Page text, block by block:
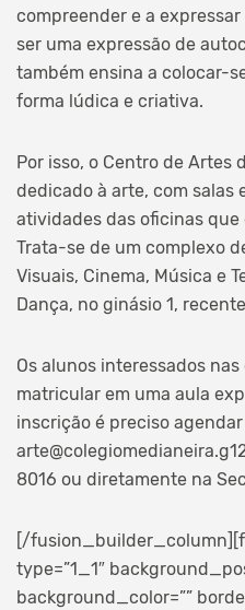
compreender e a
ser uma expressão de
também ensina a colocar-
forma lúdica e criativa.
Por isso, o Centro de Artes
dedicado à arte, com salas
atividades das oficinas
Trata-se de um complexo
Visuais, Cinema, Música e
Dança, no ginásio 1,
Os alunos interessados
matricular em uma aula
inscrição é preciso
8016 ou diretamente na
[/
type=”1_1″
background_color=””